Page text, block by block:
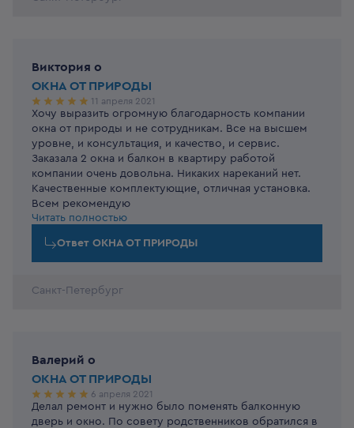
Виктория o
ОКНА ОТ ПРИРОДЫ
11 апреля 2021
Хочу выразить огромную благодарность компании
окна от природы и не сотрудникам. Все на высшем
уровне, и консультация, и качество, и сервис.
Заказала 2 окна и балкон в квартиру работой
компании очень довольна. Никаких нареканий нет.
Качественные комплектующие, отличная установка.
Всем рекомендую
Читать полностью
Ответ ОКНА ОТ ПРИРОДЫ
Благодарим за Ваш отзыв!
Санкт-Петербург
Валерий o
ОКНА ОТ ПРИРОДЫ
6 апреля 2021
Делал ремонт и нужно было поменять балконную
дверь и окно. По совету родственников обратился в
Спасибо за отзыв!